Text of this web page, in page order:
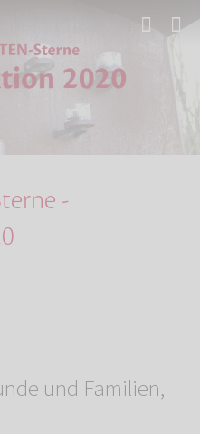
2020
-
und Familien,